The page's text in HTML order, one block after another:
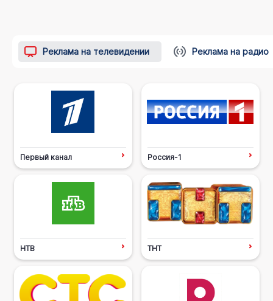
Реклама на телевидении Реклама на радио
Первый канал Россия-1
НТВ ТНТ